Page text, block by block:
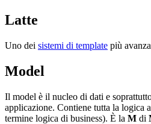
Latte
Uno dei sistemi di template più
Model
Il model è il nucleo di dati e
applicazione. Contiene tutta la logica
termine logica di business). È la M di